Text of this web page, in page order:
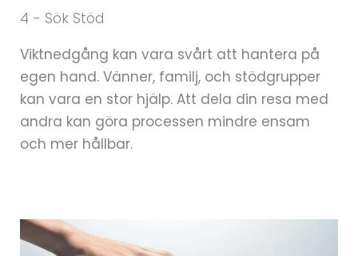
4 - Sök Stöd
Viktnedgång kan vara svårt att hantera på
egen hand. Vänner, familj, och stödgrupper
kan vara en stor hjälp. Att dela din resa med
andra kan göra processen mindre ensam
och mer hållbar.